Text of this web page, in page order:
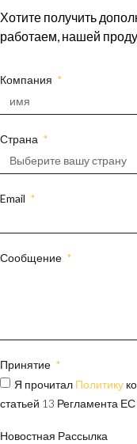
Хотите получить
работаем, нашей
Компания
Страна
Email
Сообщение
Принятие
Я прочитал Политику
статьей 13 Регламента
Новостная Рассылка